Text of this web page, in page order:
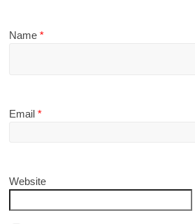
Name*
Email*
Website